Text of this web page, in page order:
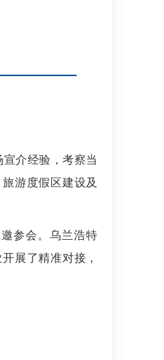
宣介经验，考察当
旅游度假区建设及
参会。乌兰浩特
展了精准对接，